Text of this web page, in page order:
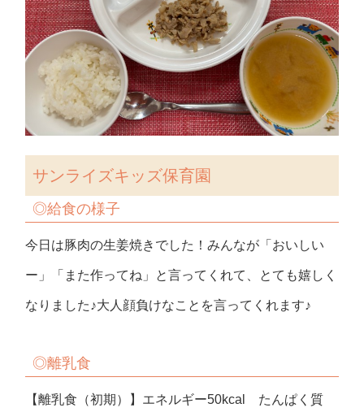
サンライズキッズ保育園
◎給食の様子
今日は豚肉の生姜焼きでした！みんなが「おいしい
ー」「また作ってね」と言ってくれて、とても嬉しく
なりました♪大人顔負けなことを言ってくれます♪
◎離乳食
【離乳食（初期）】エネルギー50kcal たんぱく質